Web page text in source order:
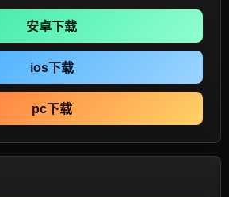
安卓下载
ios下载
pc下载